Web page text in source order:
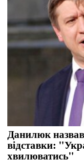
Данилюк
відставки:
хвилюватись"